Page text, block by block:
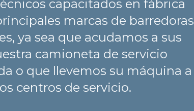
capacitados en fábrica
marcas de barredoras
ya sea que acudamos a sus
camioneta de servicio
o que llevemos su máquina a
centros de servicio.